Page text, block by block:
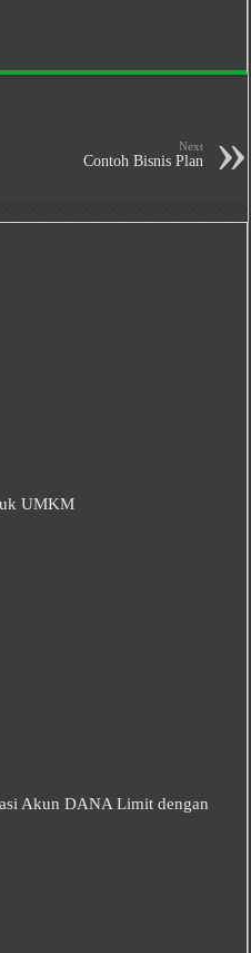
Next
Contoh Bisnis Plan
UMKM
Akun DANA Limit dengan